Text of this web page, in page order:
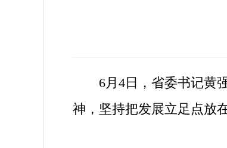
6月4日，省委书记黄强
神，坚持把发展立足点放